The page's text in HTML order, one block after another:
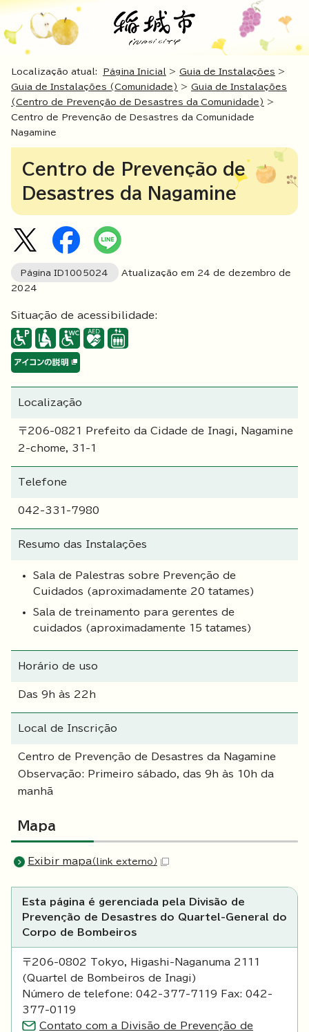
Localização atual: Página Inicial > Guia de Instalações >
Guia de Instalações (Comunidade) > Guia de Instalações
(Centro de Prevenção de Desastres da Comunidade) >
Centro de Prevenção de Desastres da Comunidade
Nagamine
Centro de Prevenção de
Desastres da Nagamine
Página ID1005024 Atualização em 24 de dezembro de
2024
Situação de acessibilidade:
Localização
〒206-0821 Prefeito da Cidade de Inagi, Nagamine
2-chome, 31-1
Telefone
042-331-7980
Resumo das Instalações
Sala de Palestras sobre Prevenção de
Cuidados (aproximadamente 20 tatames)
Sala de treinamento para gerentes de
cuidados (aproximadamente 15 tatames)
Horário de uso
Das 9h às 22h
Local de Inscrição
Centro de Prevenção de Desastres da Nagamine
Observação: Primeiro sábado, das 9h às 10h da
manhã
Mapa
Exibir mapa（link externo）
Esta página é gerenciada pela Divisão de
Prevenção de Desastres do Quartel-General do
Corpo de Bombeiros
〒206-0802 Tokyo, Higashi-Naganuma 2111
(Quartel de Bombeiros de Inagi)
Número de telefone: 042-377-7119 Fax: 042-
377-0119
Contato com a Divisão de Prevenção de